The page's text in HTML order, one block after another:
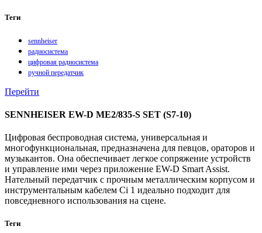
Теги
sennheiser
радиосистема
цифровая радиосистема
ручной передатчик
Перейти
SENNHEISER EW-D ME2/835-S SET (S7-10)
Цифровая беспроводная система, универсальная и
многофункциональная, предназначена для певцов, ораторов и
музыкантов. Она обеспечивает легкое сопряжение устройств
и управление ими через приложение EW-D Smart Assist.
Нательный передатчик с прочным металлическим корпусом и
инструментальным кабелем Ci 1 идеально подходит для
повседневного использования на сцене.
Теги